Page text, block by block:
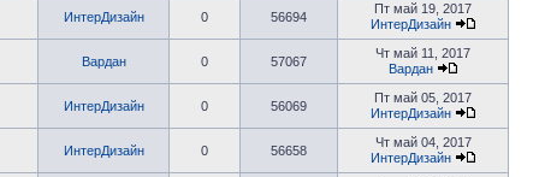
ИнтерДизайн 0 56694
Пт май 19, 2017
ИнтерДизайн
Вардан 0 57067
Чт май 11, 2017
Вардан
ИнтерДизайн 0 56069
Пт май 05, 2017
ИнтерДизайн
ИнтерДизайн 0 56658
Чт май 04, 2017
ИнтерДизайн